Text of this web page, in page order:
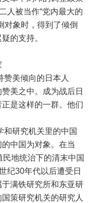
人被当作“党内最大的
对象时，得到了倾倒
的支持。
美倾向的日本人
美之中。成为战后日
是这样的一群。他们
研究机关里的中国
中国为对象。在当
地统治下的清末中国
纪30年代以后遭受日
满铁研究所和东亚研
策研究机关的研究人